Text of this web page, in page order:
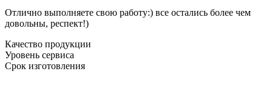
Отлично выполняете свою работу:) все остались более чем
довольны, респект!)
Качество продукции
Уровень сервиса
Срок изготовления